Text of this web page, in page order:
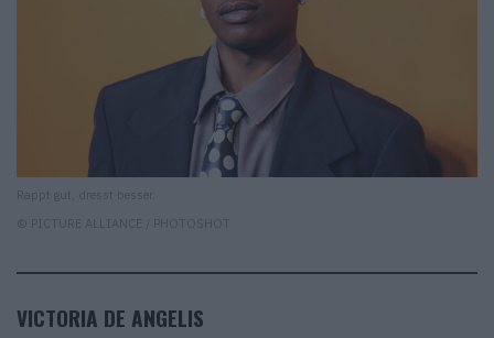
Rappt gut, dresst besser.
© PICTURE ALLIANCE / PHOTOSHOT
VICTORIA DE ANGELIS